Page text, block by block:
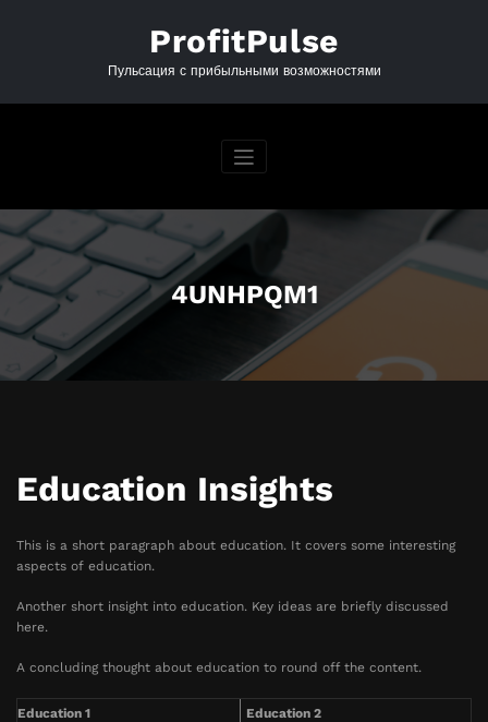
ProfitPulse
Пульсация с прибыльными возможностями
4UNHPQM1
Education Insights
This is a short paragraph about education. It covers some interesting
aspects of education.
Another short insight into education. Key ideas are briefly discussed
here.
A concluding thought about education to round off the content.
Education 1
Education 2